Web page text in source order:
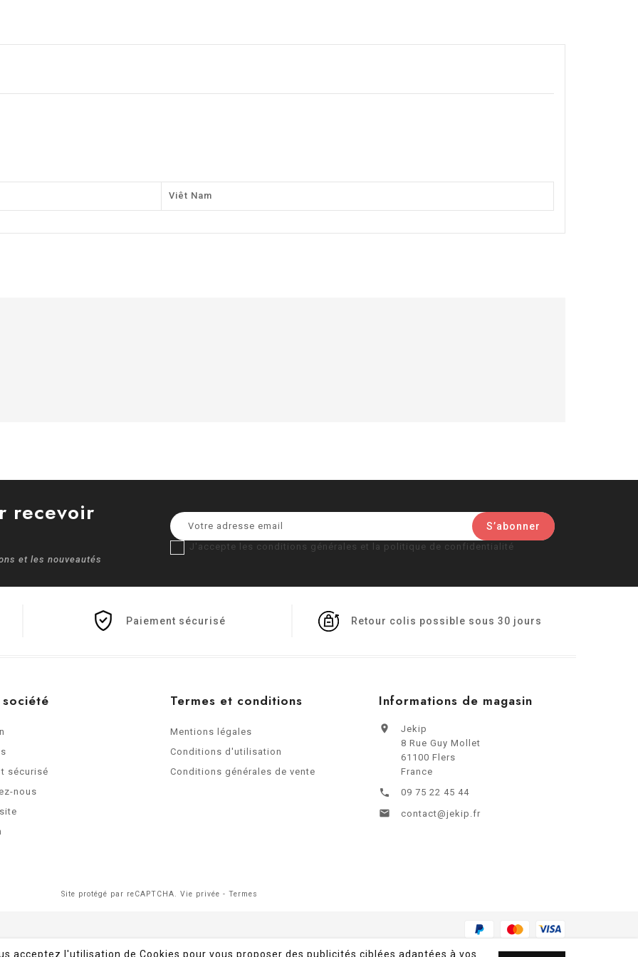
Viêt Nam
recevoir
et les nouveautés
J'accepte les conditions générales et la politique de confidentialité
Paiement sécurisé Retour colis possible sous 30 jours
sécurisé
nous
Termes et conditions
Mentions légales
Conditions d'utilisation
Conditions générales de vente
Informations de magasin

Jekip
8 Rue Guy Mollet
61100 Flers
France
 09 75 22 45 44
 contact@jekip.fr
Site protégé par reCAPTCHA. Vie privée - Termes
acceptez l'utilisation de Cookies pour vous proposer des publicités ciblées adaptées à vos